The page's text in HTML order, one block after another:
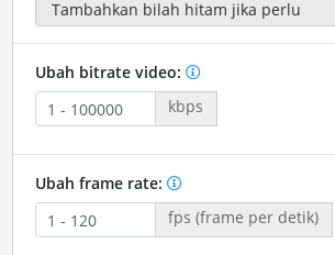
Ubah bitrate video:
kbps
Ubah frame rate:
fps (frame per detik)